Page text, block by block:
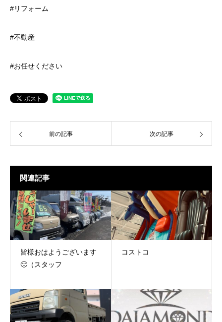
#リフォーム
#不動産
#お任せください
前の記事 次の記事
関連記事
皆様おはようございます
🙂（スタッフ
コストコ